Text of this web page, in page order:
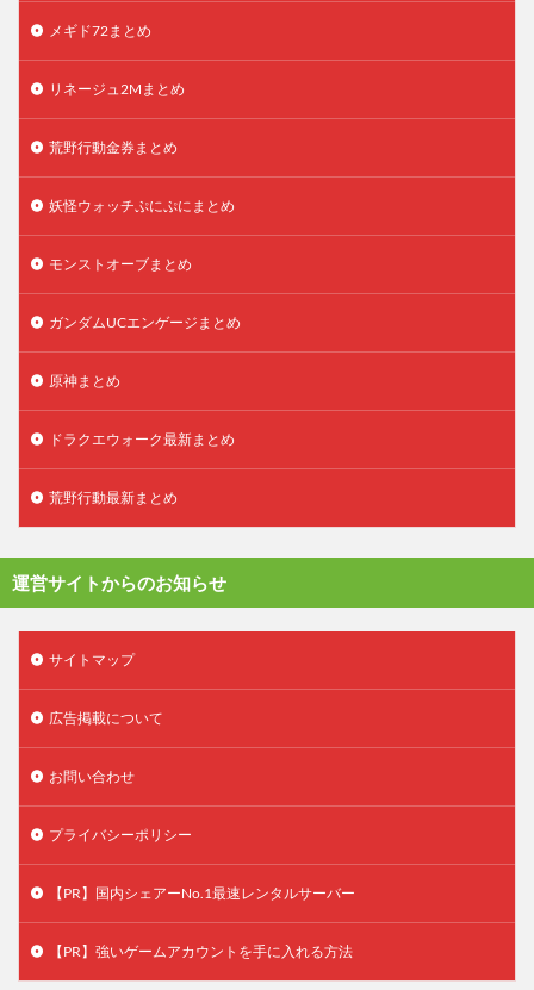
メギド72まとめ
リネージュ2Mまとめ
荒野行動金券まとめ
妖怪ウォッチぷにぷにまとめ
モンストオーブまとめ
ガンダムUCエンゲージまとめ
原神まとめ
ドラクエウォーク最新まとめ
荒野行動最新まとめ
運営サイトからのお知らせ
サイトマップ
広告掲載について
お問い合わせ
プライバシーポリシー
【PR】国内シェアーNo.1最速レンタルサーバー
【PR】強いゲームアカウントを手に入れる方法